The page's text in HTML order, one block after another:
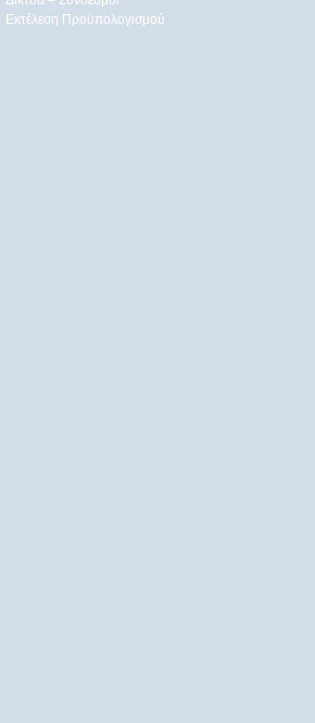
Εκτέλεση Προϋπολογισμού